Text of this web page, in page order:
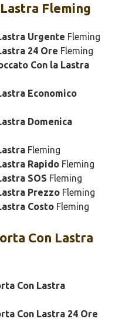
Fleming
Urgente Fleming
24 Ore Fleming
Con la Lastra
Economico
Domenica
Fleming
Rapido Fleming
SOS Fleming
Prezzo Fleming
Costo Fleming
Con Lastra
Con Lastra
Con Lastra 24 Ore